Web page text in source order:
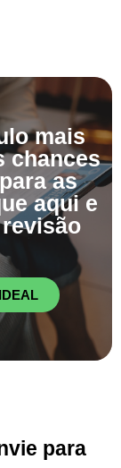
mais
chances
as
aqui e
para